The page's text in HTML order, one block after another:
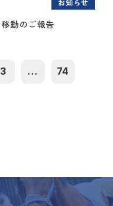
お知らせ
動のご報告
3 ... 74